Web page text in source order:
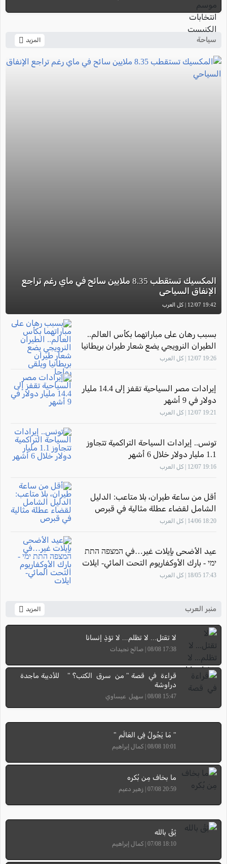
سياحة المزيد
المكسيك تستقطب 8.35 ملايين سائح في ماي رغم تراجع
الإنفاق السياحي
19:42 12/07 | كل العرب
بسبب رهان على مباراتهما بكأس العالم..
الطيران النرويجي يضع شعار طيران بريطانيا
ويلقى رواجا
19:26 12/07 | كل العرب
إيرادات مصر السياحية تقفز إلى 14.4 مليار
دولار في 9 أشهر
19:21 12/07 | كل العرب
تونس.. إيرادات السياحة التراكمية تتجاوز
1.1 مليار دولار خلال 6 أشهر
19:16 12/07 | كل العرب
أقل من ساعة طيران، بلا متاعب: الدليل
الشامل لقضاء عطلة مثالية في قبرص
18:20 14/06 | كل العرب
عيد الأضحى بإيلات غير…في המצפה התת
ימי - بارك الأوكفاريوم التحت المائي- ايلات
17:43 18/05 | كل العرب
منبر العرب المزيد
لا تقتل... لا تظلم... لا تؤذِ إنسانا
17:38 08/08 | صالح نجيدات
قراءة في قصة " من سرق الكتب؟ " للأديبة ماجدة
دراوشة
15:47 08/08 | سهيل عيساوي
" مَا يَجُولُ فِي العَالَم "
10:01 08/08 | كمال إبراهيم
ما بخاف مِن بُكره
20:59 07/08 | زهير دعيم
ثِقْ بالله
18:10 07/08 | كمال إبراهيم